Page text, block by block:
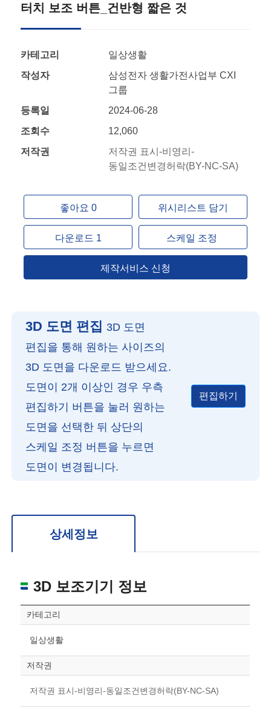
터치 보조 버튼_건반형 짧은 것
카테고리
일상생활
작성자
삼성전자 생활가전사업부 CXI
그룹
등록일
2024-06-28
조회수
12,060
저작권
저작권 표시-비영리-
동일조건변경허락(BY-NC-SA)
좋아요 0 위시리스트 담기
다운로드 1 스케일 조정
제작서비스 신청
3D 도면 편집 3D 도면
편집을 통해 원하는 사이즈의
3D 도면을 다운로드 받으세요.
도면이 2개 이상인 경우 우측
편집하기 버튼을 눌러 원하는
도면을 선택한 뒤 상단의
스케일 조정 버튼을 누르면
도면이 변경됩니다.
편집하기
위치 이동: 우측 드래그
상세정보
3D 보조기기 정보
카테고리
일상생활
저작권
저작권 표시-비영리-동일조건변경허락(BY-NC-SA)